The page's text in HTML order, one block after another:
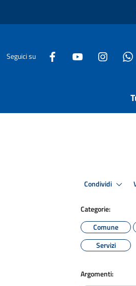
Seguici su
Condividi
Categorie:
Comune
Servizi
Argomenti: